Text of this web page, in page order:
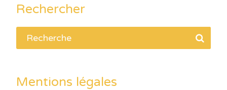
Rechercher
Mentions légales